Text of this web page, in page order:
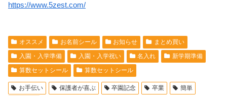
https://www.5zest.com/
オススメ お名前シール お知らせ
まとめ買い
入園・入学準備
入園・入学祝い 名入れ
新学期準備
算数セットシール
算数セットシール
お手伝い 保護者が喜ぶ 卒園記念 卒業
簡単